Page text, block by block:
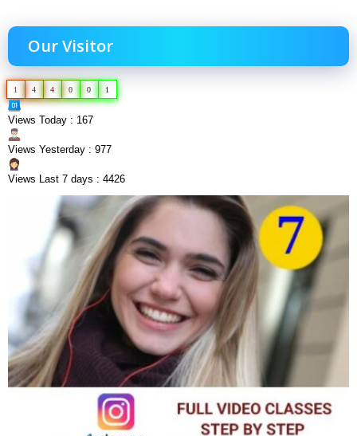
Our Visitor
1 4 4 0 0 1
Views Today : 167
Views Yesterday : 977
Views Last 7 days : 4426